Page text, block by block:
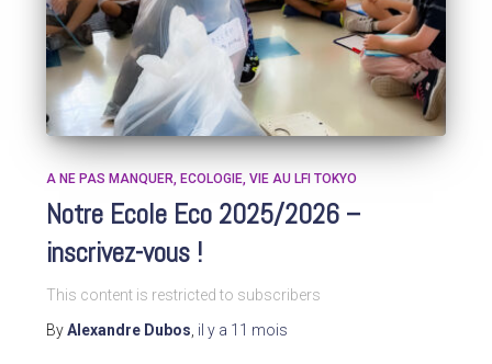
A NE PAS MANQUER ECOLOGIE VIE AU LFI TOKYO
Notre Ecole Eco 2025/2026 –
inscrivez-vous !
This content is restricted to subscribers
ByAlexandre Dubos il y a 11 mois